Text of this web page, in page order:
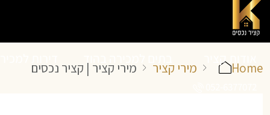
אודות קציר
Home מירי קציר מירי קציר | קציר נכסים